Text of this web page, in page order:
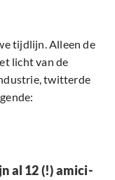
tijdlijn. Alleen de
licht van de
twitterde
al 12 (!) amici-